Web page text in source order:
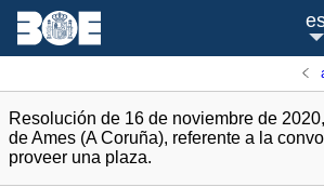
Resolución de 16 de noviembre de
de Ames (A Coruña), referente a la
proveer una plaza.